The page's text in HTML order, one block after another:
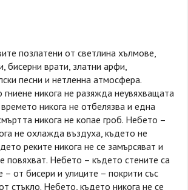
позлатени от светлина хълмове,
бисерни врати, златни арфи,
песни и нетленна атмосфера.
никога не разяжда неувяхващата
никога не отбелязва и една
никога не копае гроб. Небето –
не охлажда въздуха, където не
реките никога не се замърсяват и
повяхват. Небето – където стените са
– от бисери и улиците – покрити със
стъкло. Небето, където никога не се